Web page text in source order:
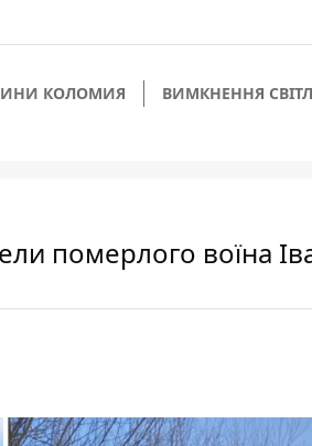
КОЛОМИЯ ВИМКНЕННЯ
померлого воїна